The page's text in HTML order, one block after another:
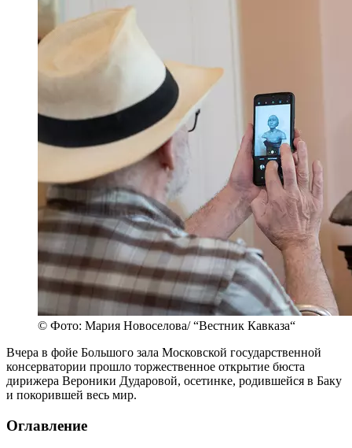
© Фото: Мария Новоселова/ “Вестник Кавказа“
Вчера в фойе Большого зала Московской государственной
консерватории прошло торжественное открытие бюста
дирижера Вероники Дударовой, осетинке, родившейся в Баку
и покорившей весь мир.
Оглавление